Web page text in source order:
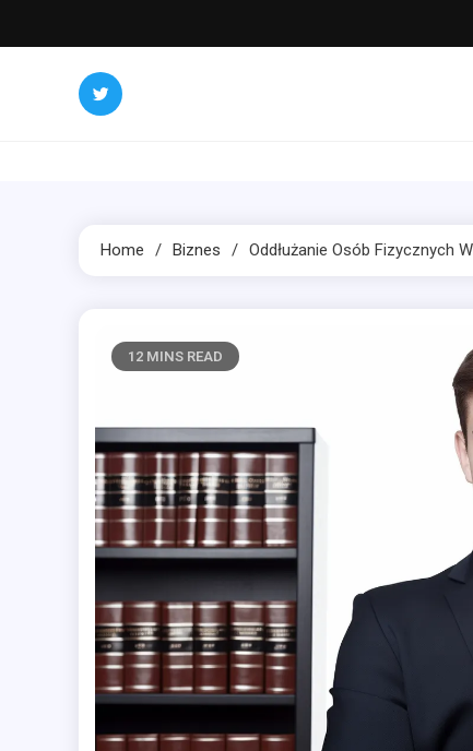
to
Home Biznes Oddłużanie Osób Fizycznych
12 MINS READ